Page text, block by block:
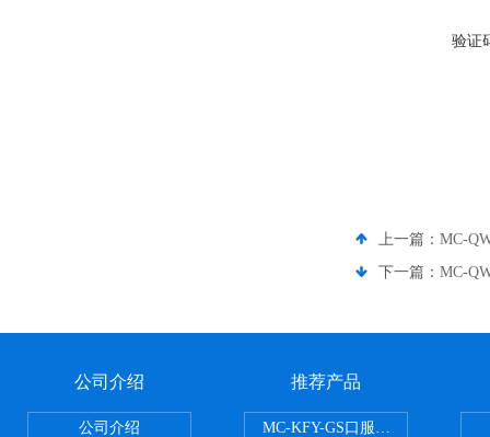
验证
上一篇： MC-
下一篇： MC-
公司介绍
公司介绍
推荐产品
MC-KFY-GS口服液灌装线